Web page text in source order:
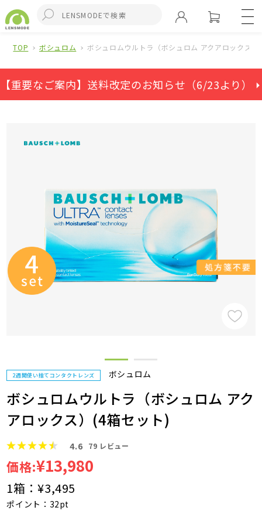
TOP ボシュロム ボシュロムウルトラ（ボシュロム アクアロックス
【重要なご案内】送料改定のお知らせ（6/23より） ⏵
2週間使い捨てコンタクトレンズ ボシュロム
ボシュロムウルトラ（ボシュロム アク
アロックス）(4箱セット)
4.6 79 レビュー
価格:¥13,980
1箱：¥3,495
ポイント：32pt